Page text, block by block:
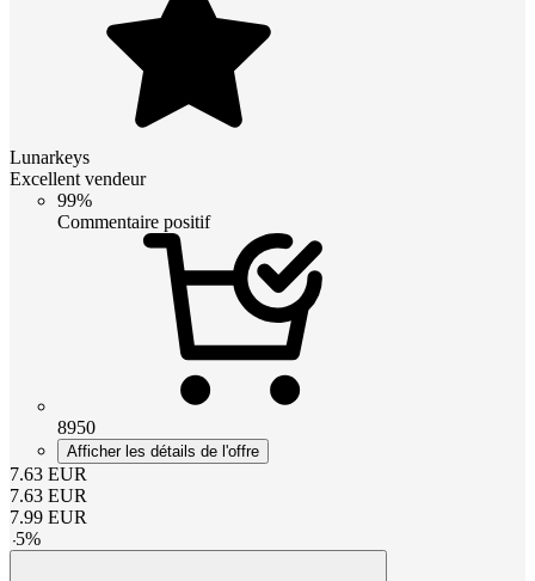
Lunarkeys
Excellent vendeur
99%
Commentaire positif
8950
Afficher les détails de l'offre
7.63 EUR
7.63 EUR
7.99 EUR
-5%